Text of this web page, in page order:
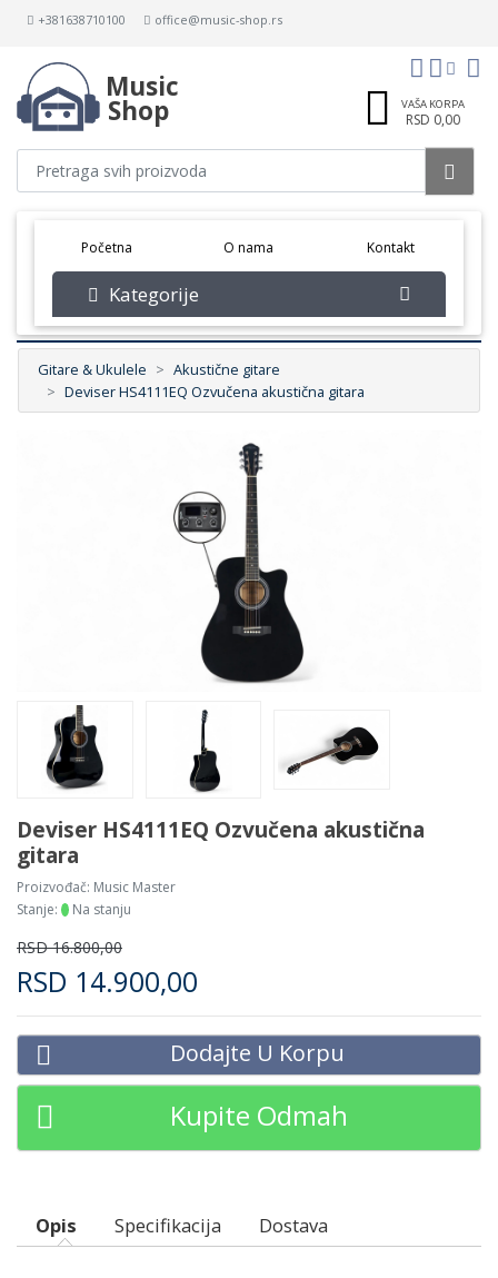
+381638710100 office@music-shop.rs
Music
Shop VAŠA KORPA
RSD 0,00
Početna(current) O nama Kontakt
Kategorije
Gitare & Ukulele
Akustične gitare
Deviser HS4111EQ Ozvučena akustična gitara
Deviser HS4111EQ Ozvučena akustična
gitara
Proizvođač: Music Master
Stanje:
Na stanju
RSD 16.800,00
RSD 14.900,00
Dodajte U Korpu
Kupite Odmah
Opis Specifikacija Dostava